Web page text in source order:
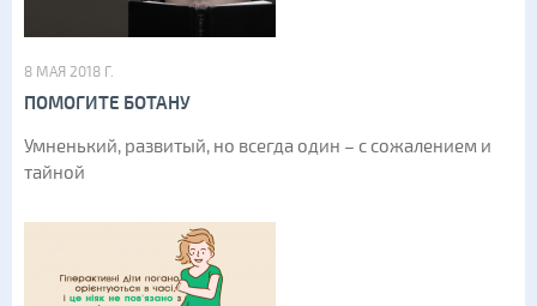
8 МАЯ 2018 Г.
ПОМОГИТЕ БОТАНУ
Умненький, развитый, но всегда один – с сожалением и
тайной